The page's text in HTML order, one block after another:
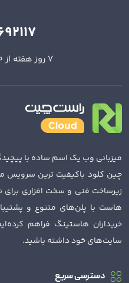
7 روز هفته از 10صبح الی 8 شب
میزبانی وب یک اسم ساده با
چین کلود باکیفیت ترین سرویس
زیرساخت فنی و سخت افزاری برای
خریداران هاستینگ فراهم
سایت‌های خود داشته باشید.
دسترسی سریع